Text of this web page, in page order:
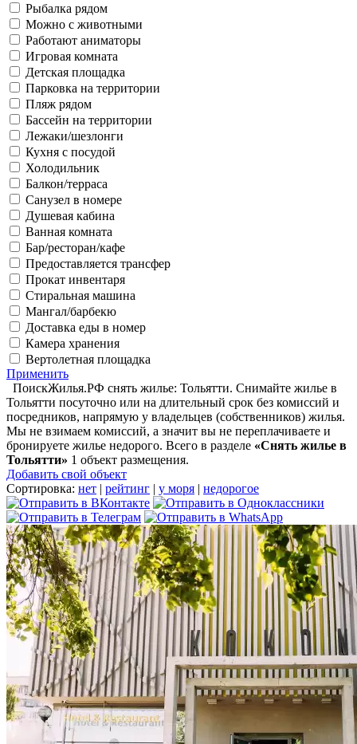
Рыбалка рядом
Можно с животными
Работают аниматоры
Игровая комната
Детская площадка
Парковка на территории
Пляж рядом
Бассейн на территории
Лежаки/шезлонги
Кухня с посудой
Холодильник
Балкон/терраса
Санузел в номере
Душевая кабина
Ванная комната
Бар/ресторан/кафе
Предоставляется трансфер
Прокат инвентаря
Стиральная машина
Мангал/барбекю
Доставка еды в номер
Камера хранения
Вертолетная площадка
Применить
ПоискЖилья.РФ снять жилье: Тольятти. Снимайте жилье в
Тольятти посуточно или на длительный срок без комиссий и
посредников, напрямую у владельцев (собственников) жилья.
Мы не взимаем комиссий, а значит вы не переплачиваете и
бронируете жилье недорого. Всего в разделе «Снять жилье в
Тольятти» 1 объект размещения.
Добавить свой объект
Сортировка: нет | рейтинг | у моря | недорогое